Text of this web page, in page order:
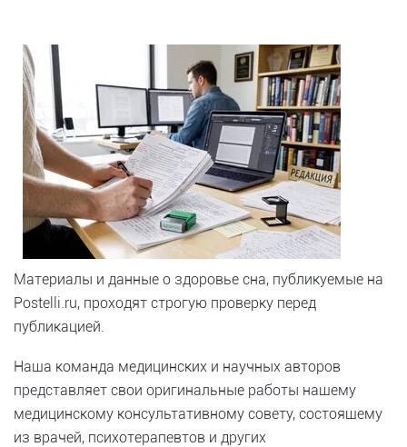
Материалы и данные о здоровье сна, публикуемые на
Postelli.ru, проходят строгую проверку перед
публикацией.
Наша команда медицинских и научных авторов
представляет свои оригинальные работы нашему
медицинскому консультативному совету, состоящему
из врачей, психотерапевтов и других